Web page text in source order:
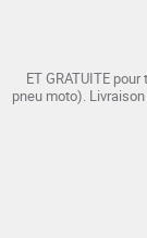
ET GRATUITE
pneu moto).